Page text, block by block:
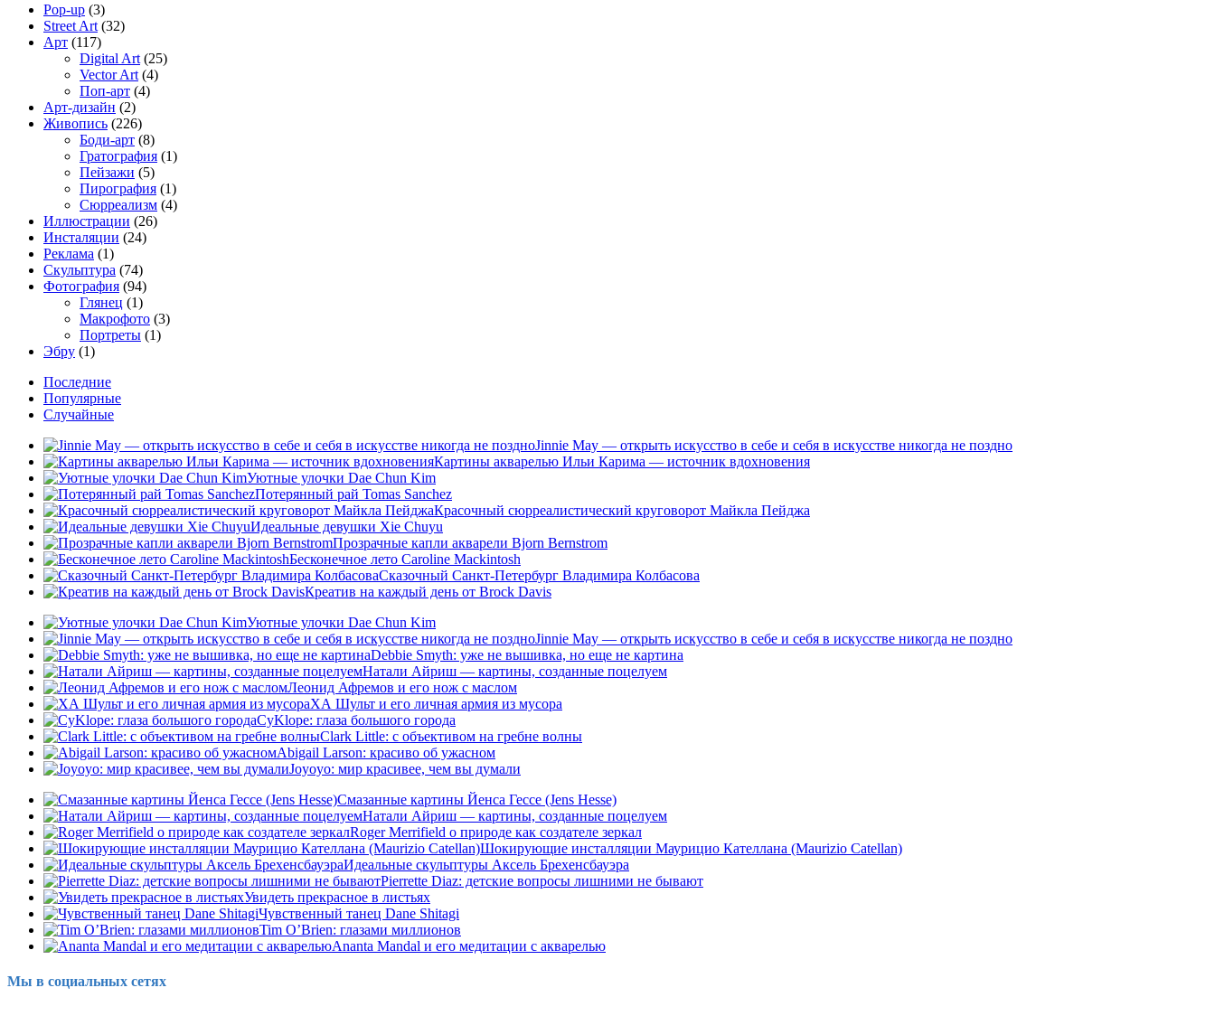
Pop-up (3)
Street Art (32)
Арт (117)
Digital Art (25)
Vector Art (4)
Поп-арт (4)
Арт-дизайн (2)
Живопись (226)
Боди-арт (8)
Гратография (1)
Пейзажи (5)
Пирография (1)
Сюрреализм (4)
Иллюстрации (26)
Инсталяции (24)
Реклама (1)
Скульптура (74)
Фотография (94)
Глянец (1)
Макрофото (3)
Портреты (1)
Эбру (1)
Последние
Популярные
Случайные
Jinnie May — открыть искусство в себе и себя в искусстве никогда не поздно
Картины акварелью Ильи Карима — источник вдохновения
Уютные улочки Dae Chun Kim
Потерянный рай Tomas Sanchez
Красочный сюрреалистический круговорот Майкла Пейджа
Идеальные девушки Xie Chuyu
Прозрачные капли акварели Bjorn Bernstrom
Бесконечное лето Caroline Mackintosh
Сказочный Санкт-Петербург Владимира Колбасова
Креатив на каждый день от Brock Davis
Уютные улочки Dae Chun Kim
Jinnie May — открыть искусство в себе и себя в искусстве никогда не поздно
Debbie Smyth: уже не вышивка, но еще не картина
Натали Айриш — картины, созданные поцелуем
Леонид Афремов и его нож с маслом
ХА Шульт и его личная армия из мусора
CyKlope: глаза большого города
Clark Little: с объективом на гребне волны
Abigail Larson: красиво об ужасном
Joyoyo: мир красивее, чем вы думали
Смазанные картины Йенса Гессе (Jens Hesse)
Натали Айриш — картины, созданные поцелуем
Roger Merrifield о природе как создателе зеркал
Шокирующие инсталляции Маурицио Кателлана (Maurizio Catellan)
Идеальные скульптуры Аксель Брехенсбауэра
Pierrette Diaz: детские вопросы лишними не бывают
Увидеть прекрасное в листьях
Чувственный танец Dane Shitagi
Tim O’Brien: глазами миллионов
Ananta Mandal и его медитации с акварелью
Мы в социальных сетях